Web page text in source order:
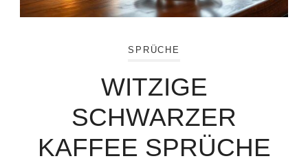
SPRÜCHE
WITZIGE
SCHWARZER
KAFFEE SPRÜCHE